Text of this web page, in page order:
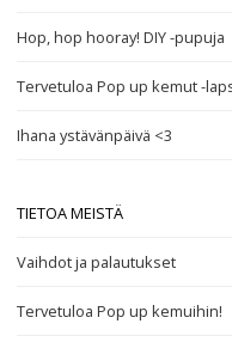
Hop, hop hooray! DIY -pupuja
Tervetuloa Pop up kemut -
Ihana ystävänpäivä <3
TIETOA MEISTÄ
Vaihdot ja palautukset
Tervetuloa Pop up kemuihin!